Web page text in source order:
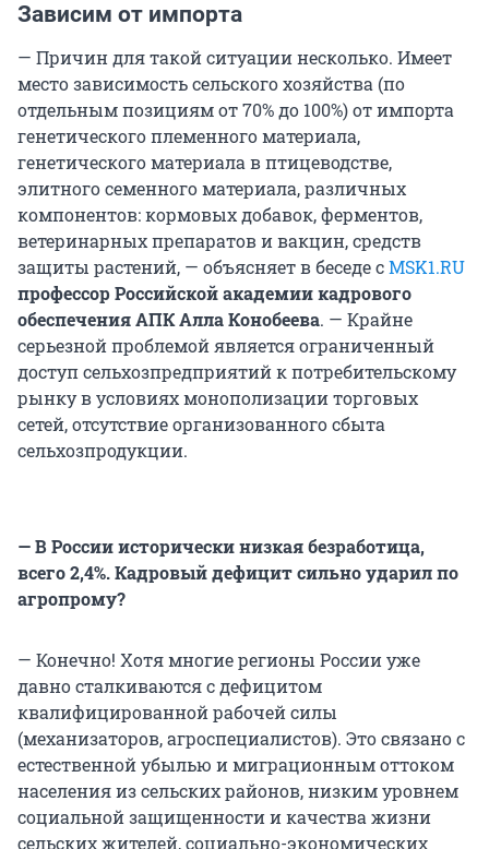
Зависим от импорта
— Причин для такой ситуации несколько. Имеет
место зависимость сельского хозяйства (по
отдельным позициям от 70% до 100%) от импорта
генетического племенного материала,
генетического материала в птицеводстве,
элитного семенного материала, различных
компонентов: кормовых добавок, ферментов,
ветеринарных препаратов и вакцин, средств
защиты растений, — объясняет в беседе сMSK1.RU
профессор Российской академии кадрового
обеспечения АПК Алла Конобеева. — Крайне
серьезной проблемой является ограниченный
доступ сельхозпредприятий к потребительскому
рынку в условиях монополизации торговых
сетей, отсутствие организованного сбыта
сельхозпродукции.
— В России исторически низкая безработица,
всего 2,4%. Кадровый дефицит сильно ударил по
агропрому?
— Конечно! Хотя многие регионы России уже
давно сталкиваются с дефицитом
квалифицированной рабочей силы
(механизаторов, агроспециалистов). Это связано с
естественной убылью и миграционным оттоком
населения из сельских районов, низким уровнем
социальной защищенности и качества жизни
сельских жителей, социально-экономических